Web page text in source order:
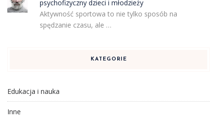
psychofizyczny dzieci i młodzieży
Aktywność sportowa to nie tylko sposób na
spędzanie czasu, ale …
KATEGORIE
Edukacja i nauka
Inne